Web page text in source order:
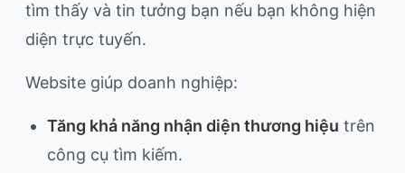
tìm thấy và tin tưởng bạn nếu bạn không hiện
diện trực tuyến.
Website giúp doanh nghiệp:
Tăng khả năng nhận diện thương hiệu trên
công cụ tìm kiếm.